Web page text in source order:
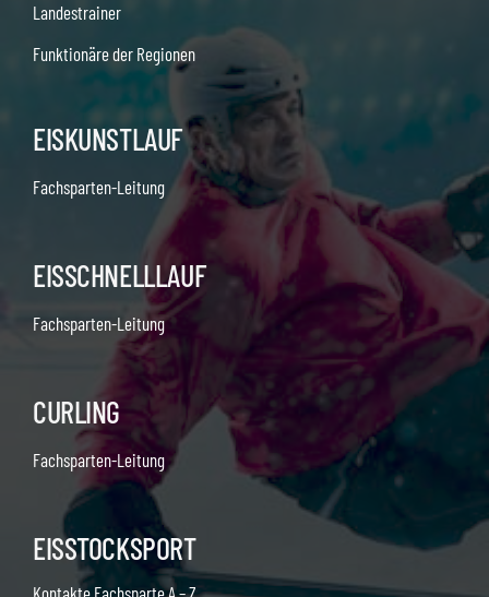
Landestrainer
Funktionäre der Regionen
EISKUNSTLAUF
Fachsparten-Leitung
EISSCHNELLLAUF
Fachsparten-Leitung
CURLING
Fachsparten-Leitung
EISSTOCKSPORT
Kontakte Fachsparte A – Z